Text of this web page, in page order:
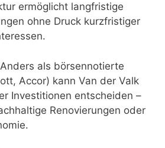
ermöglicht langfristige
ohne Druck kurzfristiger
als börsennotierte
Accor) kann Van der Valk
Investitionen entscheiden –
Renovierungen oder